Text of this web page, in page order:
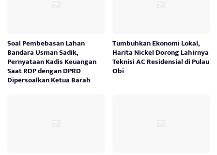
Soal Pembebasan Lahan
Bandara Usman Sadik,
Pernyataan Kadis Keuangan
Saat RDP dengan DPRD
Dipersoalkan Ketua Barah
Tumbuhkan Ekonomi Lokal,
Harita Nickel Dorong Lahirnya
Teknisi AC Residensial di Pulau
Obi